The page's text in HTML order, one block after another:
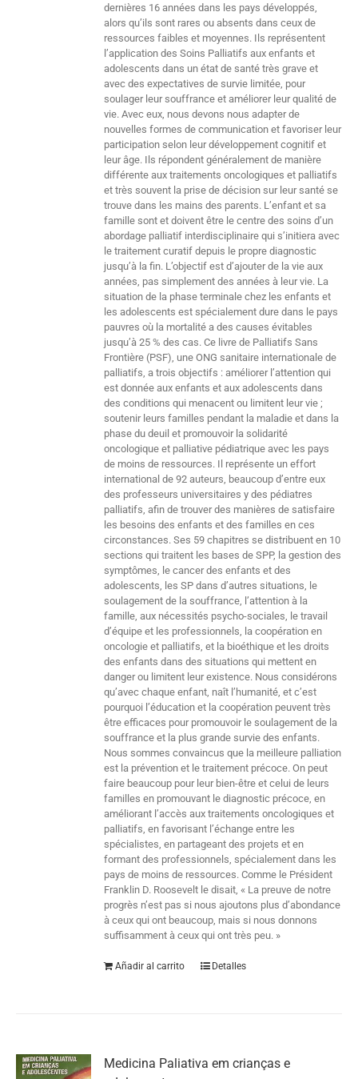
dernières 16 années dans les pays développés,
alors qu’ils sont rares ou absents dans ceux de
ressources faibles et moyennes. Ils représentent
l’application des Soins Palliatifs aux enfants et
adolescents dans un état de santé très grave et
avec des expectatives de survie limitée, pour
soulager leur souffrance et améliorer leur qualité de
vie. Avec eux, nous devons nous adapter de
nouvelles formes de communication et favoriser leur
participation selon leur développement cognitif et
leur âge. Ils répondent généralement de manière
différente aux traitements oncologiques et palliatifs
et très souvent la prise de décision sur leur santé se
trouve dans les mains des parents. L’enfant et sa
famille sont et doivent être le centre des soins d’un
abordage palliatif interdisciplinaire qui s’initiera avec
le traitement curatif depuis le propre diagnostic
jusqu’à la fin. L’objectif est d’ajouter de la vie aux
années, pas simplement des années à leur vie. La
situation de la phase terminale chez les enfants et
les adolescents est spécialement dure dans le pays
pauvres où la mortalité a des causes évitables
jusqu’à 25 % des cas. Ce livre de Palliatifs Sans
Frontière (PSF), une ONG sanitaire internationale de
palliatifs, a trois objectifs : améliorer l’attention qui
est donnée aux enfants et aux adolescents dans
des conditions qui menacent ou limitent leur vie ;
soutenir leurs familles pendant la maladie et dans la
phase du deuil et promouvoir la solidarité
oncologique et palliative pédiatrique avec les pays
de moins de ressources. Il représente un effort
international de 92 auteurs, beaucoup d’entre eux
des professeurs universitaires y des pédiatres
palliatifs, afin de trouver des manières de satisfaire
les besoins des enfants et des familles en ces
circonstances. Ses 59 chapitres se distribuent en 10
sections qui traitent les bases de SPP, la gestion des
symptômes, le cancer des enfants et des
adolescents, les SP dans d’autres situations, le
soulagement de la souffrance, l’attention à la
famille, aux nécessités psycho-sociales, le travail
d’équipe et les professionnels, la coopération en
oncologie et palliatifs, et la bioéthique et les droits
des enfants dans des situations qui mettent en
danger ou limitent leur existence. Nous considérons
qu’avec chaque enfant, naît l’humanité, et c’est
pourquoi l’éducation et la coopération peuvent très
être efficaces pour promouvoir le soulagement de la
souffrance et la plus grande survie des enfants.
Nous sommes convaincus que la meilleure palliation
est la prévention et le traitement précoce. On peut
faire beaucoup pour leur bien-être et celui de leurs
familles en promouvant le diagnostic précoce, en
améliorant l’accès aux traitements oncologiques et
palliatifs, en favorisant l’échange entre les
spécialistes, en partageant des projets et en
formant des professionnels, spécialement dans les
pays de moins de ressources. Comme le Président
Franklin D. Roosevelt le disait, « La preuve de notre
progrès n’est pas si nous ajoutons plus d’abondance
à ceux qui ont beaucoup, mais si nous donnons
suffisamment à ceux qui ont très peu. »
Añadir al carrito Detalles
Medicina Paliativa em crianças e